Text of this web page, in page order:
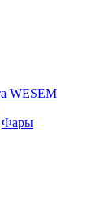
WESEM
Фары